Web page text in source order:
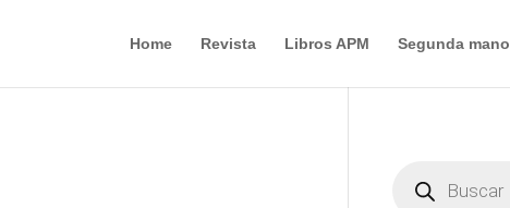
Home Revista Libros APM Segunda mano
productos
productos